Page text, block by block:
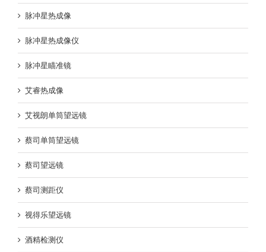
脉冲星热成像
脉冲星热成像仪
脉冲星瞄准镜
艾睿热成像
艾视朗单筒望远镜
蔡司单筒望远镜
蔡司望远镜
蔡司测距仪
视得乐望远镜
酒精检测仪